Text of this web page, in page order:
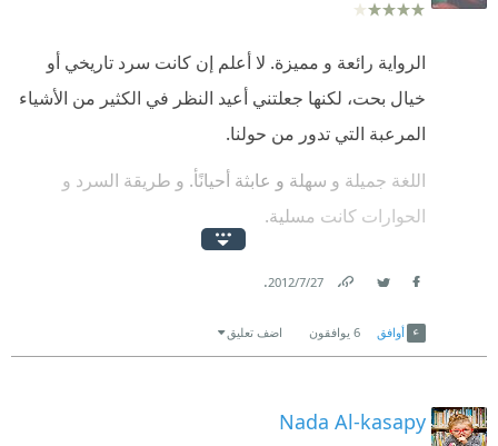
وساباتاى زيفى والكابالا وما إلى ذلك
قبل شروعى ف قراءة ذلك العمل لم اكن اعلم ان لها
جزء ثانى وهو ما علمته بعد الانتهاء منها .. ولذلك سأكتفى
بذكر ما قولته سابقا لحين انتهائى من قراءة الجزء الثانى "
عودة الغائب "
الرواية رائعة و مميزة. لا أعلم إن كانت سرد تاريخي أو
خيال بحت، لكنها جعلتني أعيد النظر في الكثير من الأشياء
المرعبة التي تدور من حولنا.
اللغة جميلة و سهلة و عابثة أحيانًأ. و طريقة السرد و
الحوارات كانت مسلية.
27‏/7‏/2012
.
أوافق 6 يوافقون اضف تعليق
Nada Al-kasapy